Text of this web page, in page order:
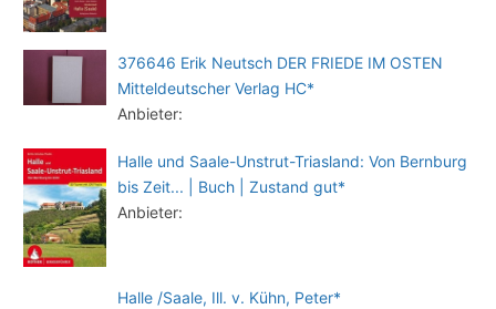
376646 Erik Neutsch DER FRIEDE IM OSTEN
Mitteldeutscher Verlag HC*
Anbieter:
Halle und Saale-Unstrut-Triasland: Von Bernburg
bis Zeit... | Buch | Zustand gut*
Anbieter:
Halle /Saale, Ill. v. Kühn, Peter*